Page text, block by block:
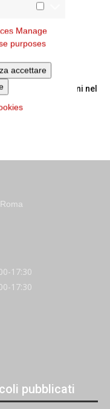
Manage
purposes
accettare
la lettera del
del cardinale Ruini nel
17:30
17:30
pubblicati